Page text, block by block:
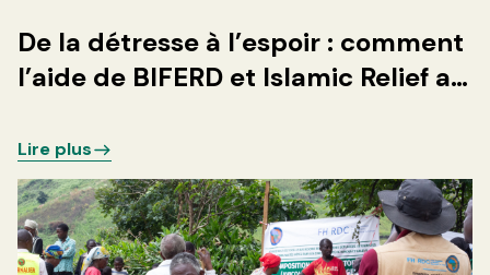
De la détresse à l’espoir : comment
l’aide de BIFERD et Islamic Relief a
Sake
Lire plus